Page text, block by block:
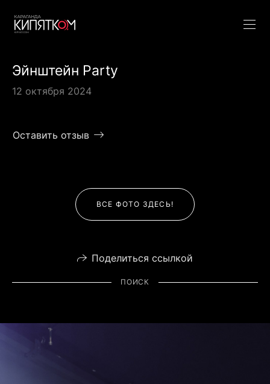
Эйнштейн Party
12 октября 2024
Оставить отзыв
ВСЕ ФОТО ЗДЕСЬ!
Поделиться ссылкой
ПОИСК